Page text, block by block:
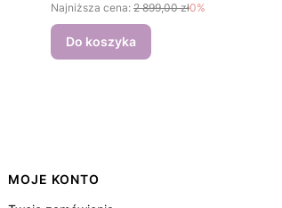
Najniższa cena: 2 899,00 zł0%
Do koszyka
MOJE KONTO